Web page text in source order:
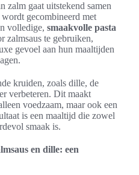
zalm gaat uitstekend samen
gecombineerd met
volledige, smaakvolle pasta
zalmsaus te gebruiken,
gevoel aan hun maaltijden
kruiden, zoals dille, de
verbeteren. Dit maakt
voedzaam, maar ook een
is een maaltijd die zowel
smaak is.
en dille: een